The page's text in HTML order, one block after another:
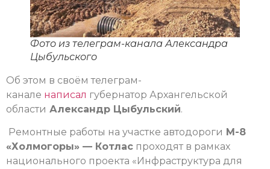
Фото из телеграм-канала Александра
Цыбульского
Об этом в своём телеграм-
канале написал губернатор Архангельской
области Александр Цыбульский.
Ремонтные работы на участке автодороги М-8
«Холмогоры» — Котлас проходят в рамках
национального проекта «Инфраструктура для